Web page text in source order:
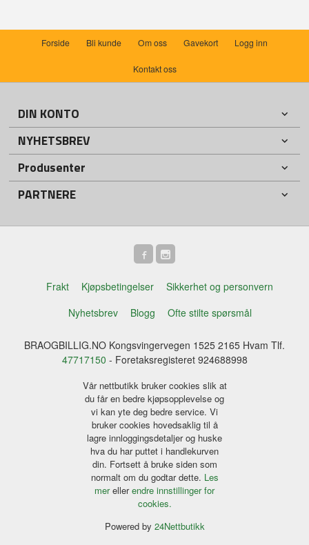
Forside Bli kunde Om oss Gavekort Logg inn
Kontakt oss
DIN KONTO
NYHETSBREV
Produsenter
PARTNERE
Frakt Kjøpsbetingelser
Sikkerhet og personvern
Nyhetsbrev
Blogg Ofte stilte spørsmål
BRAOGBILLIG.NO Kongsvingervegen 1525 2165 Hvam Tlf.
47717150 - Foretaksregisteret 924688998
Vår nettbutikk bruker cookies slik at
du får en bedre kjøpsopplevelse og
vi kan yte deg bedre service. Vi
bruker cookies hovedsaklig til å
lagre innloggingsdetaljer og huske
hva du har puttet i handlekurven
din. Fortsett å bruke siden som
normalt om du godtar dette. Les
merellerendre innstillinger for
cookies.
Powered by 24Nettbutikk